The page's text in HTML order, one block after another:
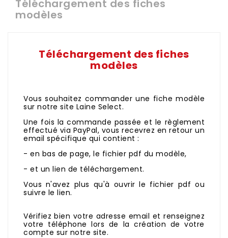
Téléchargement des fiches
modèles
Téléchargement des fiches
modèles
Vous souhaitez commander une fiche modèle
sur notre site Laine Select.
Une fois la commande passée et le règlement
effectué via PayPal, vous recevrez en retour un
email spécifique qui contient :
- en bas de page, le fichier pdf du modèle,
- et un lien de téléchargement.
Vous n'avez plus qu'à ouvrir le fichier pdf ou
suivre le lien.
Vérifiez bien votre adresse email et renseignez
votre téléphone lors de la création de votre
compte sur notre site.